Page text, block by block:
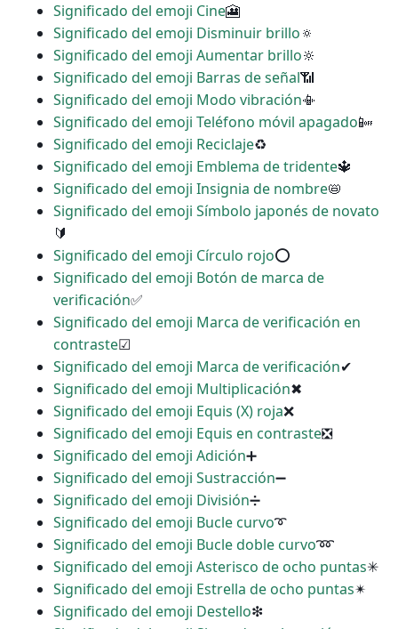
Significado del emoji Cine🎦
Significado del emoji Disminuir brillo🔅
Significado del emoji Aumentar brillo🔆
Significado del emoji Barras de señal📶
Significado del emoji Modo vibración📳
Significado del emoji Teléfono móvil apagado📴
Significado del emoji Reciclaje♻
Significado del emoji Emblema de tridente🔱
Significado del emoji Insignia de nombre📛
Significado del emoji Símbolo japonés de novato
🔰
Significado del emoji Círculo rojo⭕
Significado del emoji Botón de marca de
verificación✅
Significado del emoji Marca de verificación en
contraste☑
Significado del emoji Marca de verificación✔
Significado del emoji Multiplicación✖
Significado del emoji Equis (X) roja❌
Significado del emoji Equis en contraste❎
Significado del emoji Adición➕
Significado del emoji Sustracción➖
Significado del emoji División➗
Significado del emoji Bucle curvo➰
Significado del emoji Bucle doble curvo➿
Significado del emoji Asterisco de ocho puntas✳
Significado del emoji Estrella de ocho puntas✴
Significado del emoji Destello❇